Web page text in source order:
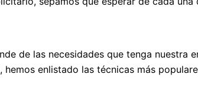
de las necesidades que tenga nuestra
enlistado las técnicas más